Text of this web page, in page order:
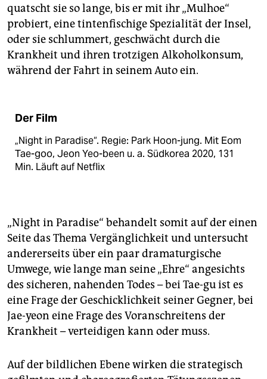
quatscht sie so lange, bis er mit ihr „Mulhoe“
probiert, eine tintenfischige Spezialität der Insel,
oder sie schlummert, geschwächt durch die
Krankheit und ihren trotzigen Alkoholkonsum,
während der Fahrt in seinem Auto ein.
Der Film
„Night in Paradise“. Regie: Park Hoon-jung. Mit Eom
Tae-goo, Jeon Yeo-been u. a. Südkorea 2020, 131
Min. Läuft auf Netflix
„Night in Paradise“ behandelt somit auf der einen
Seite das Thema Vergänglichkeit und untersucht
andererseits über ein paar dramaturgische
Umwege, wie lange man seine „Ehre“ angesichts
des sicheren, nahenden Todes – bei Tae-gu ist es
eine Frage der Geschicklichkeit seiner Gegner, bei
Jae-yeon eine Frage des Voranschreitens der
Krankheit – verteidigen kann oder muss.
Auf der bildlichen Ebene wirken die strategisch